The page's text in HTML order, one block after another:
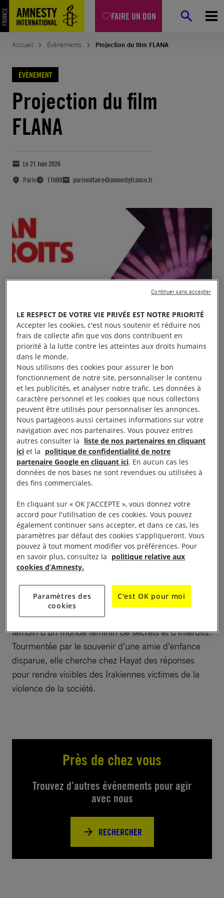
FAIRE UN DON
Accueil Évènements Projection du film FLANA
ÉVÈNEMENT
Projection du film
FLANA
Le 21 Juin 2026
Paris
11h00 parisvoltaire@amnestyfrance.fr
Nous vous invitons à nous rejoindre:
– dimanche 21 juillet 2026 à 11h
– au cinéma MAJESTIC BASTILLE 2-4 boulevard
– pour la projection du très beau film documentaire
FLANA
– suivie d’une discussion en présence de la
réalisatrice irakienne Zahraa GHANDOUR et de
Benoit TADIE (référent Syrie-Liban Amnesty
Synopsis :Zahraa a grandi dans la maison de sa
tante Hayat, sage-femme à Bagdad où elle été
témoin d’un monde féminin de secrets et d’interdits.
Tourmentée par le souvenir d’une amie d’enfance
disparue, elle cherche chez Hayat des réponses
pour rendre visibles des Irakiennes victimes de la
violence de la société.
Près de chez vous
Trouvez d’autres événements pour agir
avec nous
RECHERCHER
LE RESPECT DE VOTRE VIE PRIVÉE EST NOTRE PRIORITÉ
Accepter les cookies, c'est nous soutenir et réduire nos
frais de collecte afin que vos dons contribuent en
priorité à la lutte contre les atteintes aux droits humains
dans le monde.
Nous utilisons des cookies pour assurer le bon
fonctionnement de notre site, personnaliser le contenu
et les publicités, et analyser notre trafic. Les données à
caractère personnel et les cookies que nous collectons
peuvent être utilisés pour personnaliser les annonces.
Nous partageons aussi certaines informations sur votre
navigation avec nos partenaires. Vous pouvez entres
autres consulter la liste de nos partenaires en cliquant
ici et la politique de confidentialité de notre
partenaire Google en cliquant ici. En aucun cas les
données de nos bases ne sont revendues ou utilisées à
des fins commerciales.
En cliquant sur « OK J'ACCEPTE », vous donnez votre
accord pour l'utilisation de ces cookies. Vous pouvez
également continuer sans accepter, et dans ce cas, les
paramètres par défaut des cookies s'appliqueront. Vous
pouvez à tout moment modifier vos préférences. Pour
en savoir plus, consultez la politique relative aux
cookies d’Amnesty.
Paramètres des
cookies
C'est OK pour moi
Continuer sans accepter